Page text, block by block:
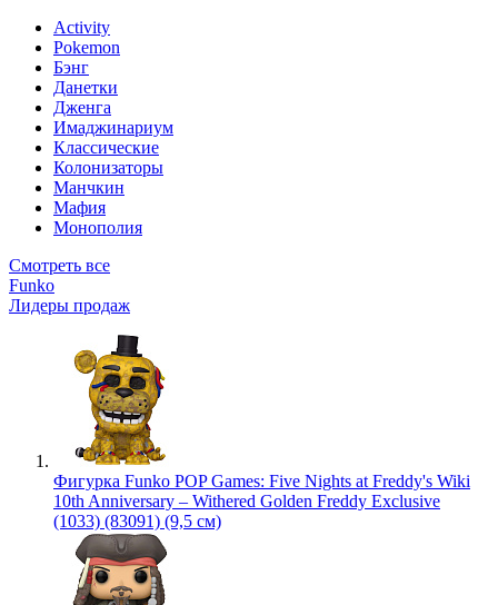
Activity
Pokemon
Бэнг
Данетки
Дженга
Имаджинариум
Классические
Колонизаторы
Манчкин
Мафия
Монополия
Смотреть все
Funko
Лидеры продаж
Фигурка Funko POP Games: Five Nights at Freddy's Wiki
10th Anniversary – Withered Golden Freddy Exclusive
(1033) (83091) (9,5 см)